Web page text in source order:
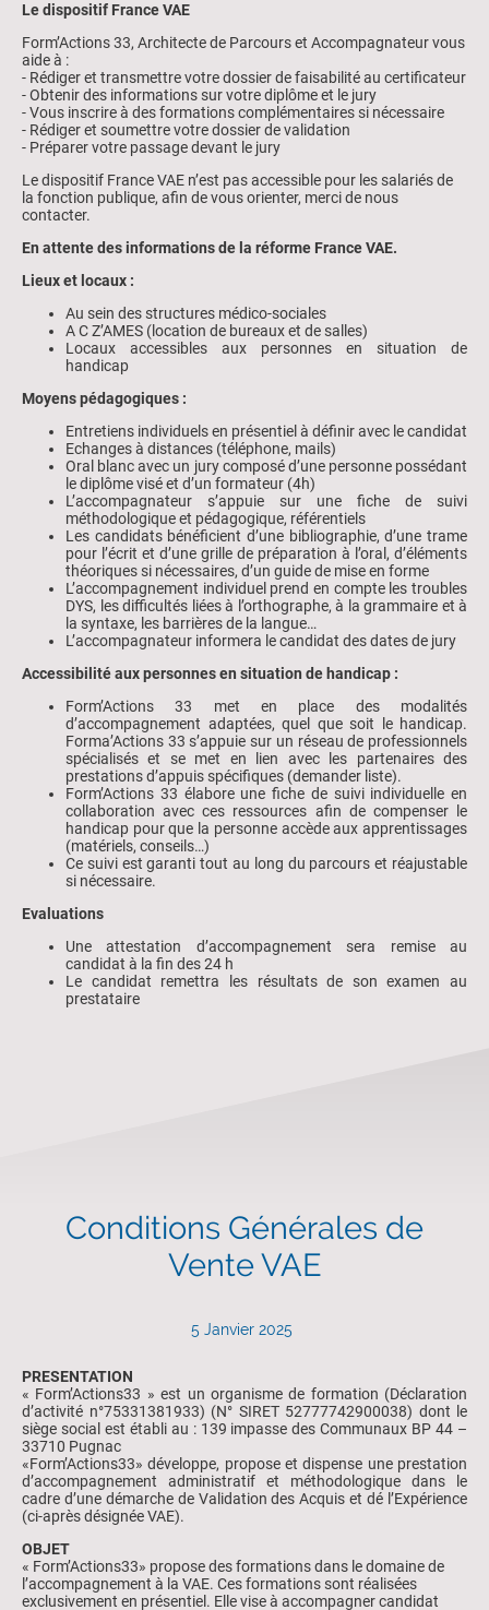
Le dispositif France VAE
Form’Actions 33, Architecte de Parcours et Accompagnateur vous
aide à :
- Rédiger et transmettre votre dossier de faisabilité au certificateur
- Obtenir des informations sur votre diplôme et le jury
- Vous inscrire à des formations complémentaires si nécessaire
- Rédiger et soumettre votre dossier de validation
- Préparer votre passage devant le jury
Le dispositif France VAE n’est pas accessible pour les salariés de
la fonction publique, afin de vous orienter, merci de nous
contacter.
En attente des informations de la réforme France VAE.
Lieux et locaux :
Au sein des structures médico-sociales
A C Z’AMES (location de bureaux et de salles)
Locaux accessibles aux personnes en situation de
handicap
Moyens pédagogiques :
Entretiens individuels en présentiel à définir avec le candidat
Echanges à distances (téléphone, mails)
Oral blanc avec un jury composé d’une personne possédant
le diplôme visé et d’un formateur (4h)
L’accompagnateur s’appuie sur une fiche de suivi
méthodologique et pédagogique, référentiels
Les candidats bénéficient d’une bibliographie, d’une trame
pour l’écrit et d’une grille de préparation à l’oral, d’éléments
théoriques si nécessaires, d’un guide de mise en forme
L’accompagnement individuel prend en compte les troubles
DYS, les difficultés liées à l’orthographe, à la grammaire et à
la syntaxe, les barrières de la langue…
L’accompagnateur informera le candidat des dates de jury
Accessibilité aux personnes en situation de handicap :
Form’Actions 33 met en place des modalités
d’accompagnement adaptées, quel que soit le handicap.
Forma’Actions 33 s’appuie sur un réseau de professionnels
spécialisés et se met en lien avec les partenaires des
prestations d’appuis spécifiques (demander liste).
Form’Actions 33 élabore une fiche de suivi individuelle en
collaboration avec ces ressources afin de compenser le
handicap pour que la personne accède aux apprentissages
(matériels, conseils…)
Ce suivi est garanti tout au long du parcours et réajustable
si nécessaire.
Evaluations
Une attestation d’accompagnement sera remise au
candidat à la fin des 24 h
Le candidat remettra les résultats de son examen au
prestataire
Conditions Générales de
Vente VAE
5 Janvier 2025
PRESENTATION
« Form’Actions33 » est un organisme de formation (Déclaration
d’activité n°75331381933) (N° SIRET 52777742900038) dont le
siège social est établi au : 139 impasse des Communaux BP 44 –
33710 Pugnac
«Form’Actions33» développe, propose et dispense une prestation
d’accompagnement administratif et méthodologique dans le
cadre d’une démarche de Validation des Acquis et dé l’Expérience
(ci-après désignée VAE).
OBJET
« Form’Actions33» propose des formations dans le domaine de
l’accompagnement à la VAE. Ces formations sont réalisées
exclusivement en présentiel. Elle vise à accompagner candidat